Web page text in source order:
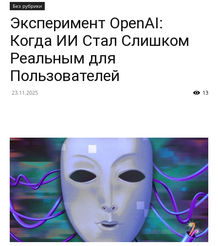
Без рубрики
Эксперимент OpenAI:
Когда ИИ Стал Слишком
Реальным для
Пользователей
23.11.2025 13